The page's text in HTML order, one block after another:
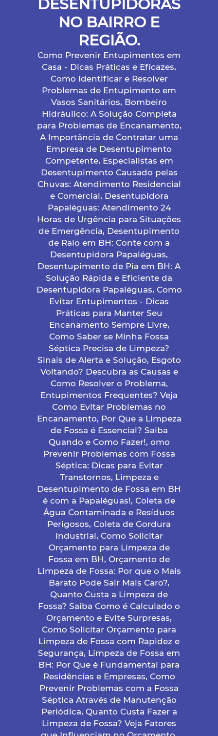
DESENTUPIDORAS
NO BAIRRO E
REGIÃO.
Como Prevenir Entupimentos em
Casa - Dicas Práticas e Eficazes,
Como Identificar e Resolver
Problemas de Entupimento em
Vasos Sanitários, Bombeiro
Hidráulico: A Solução Completa
para Problemas de Encanamento,
A Importância de Contratar uma
Empresa de Desentupimento
Competente, Especialistas em
Desentupimento Causado pelas
Chuvas: Atendimento Residencial
e Comercial, Desentupidora
Papaléguas: Atendimento 24
Horas de Urgência para Situações
de Emergência, Desentupimento
de Ralo em BH: Conte com a
Desentupidora Papaléguas,
Desentupimento de Pia em BH: A
Solução Rápida e Eficiente da
Desentupidora Papaléguas, Como
Evitar Entupimentos - Dicas
Práticas para Manter Seu
Encanamento Sempre Livre,
Como Saber se Minha Fossa
Séptica Precisa de Limpeza?
Sinais de Alerta e Solução, Esgoto
Voltando? Descubra as Causas e
Como Resolver o Problema,
Entupimentos Frequentes? Veja
Como Evitar Problemas no
Encanamento, Por Que a Limpeza
de Fossa é Essencial? Saiba
Quando e Como Fazer!, omo
Prevenir Problemas com Fossa
Séptica: Dicas para Evitar
Transtornos, Limpeza e
Desentupimento de Fossa em BH
é com a Papaléguas!, Coleta de
Água Contaminada e Resíduos
Perigosos, Coleta de Gordura
Industrial, Como Solicitar
Orçamento para Limpeza de
Fossa em BH, Orçamento de
Limpeza de Fossa: Por que o Mais
Barato Pode Sair Mais Caro?,
Quanto Custa a Limpeza de
Fossa? Saiba Como é Calculado o
Orçamento e Evite Surpresas,
Como Solicitar Orçamento para
Limpeza de Fossa com Rapidez e
Segurança, Limpeza de Fossa em
BH: Por Que é Fundamental para
Residências e Empresas, Como
Prevenir Problemas com a Fossa
Séptica Através de Manutenção
Periódica, Quanto Custa Fazer a
Limpeza de Fossa? Veja Fatores